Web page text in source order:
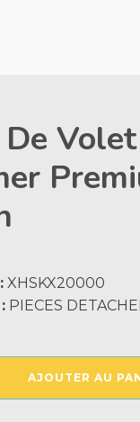
Volet
XHSKX20000
PIECES
AJOUTER AU